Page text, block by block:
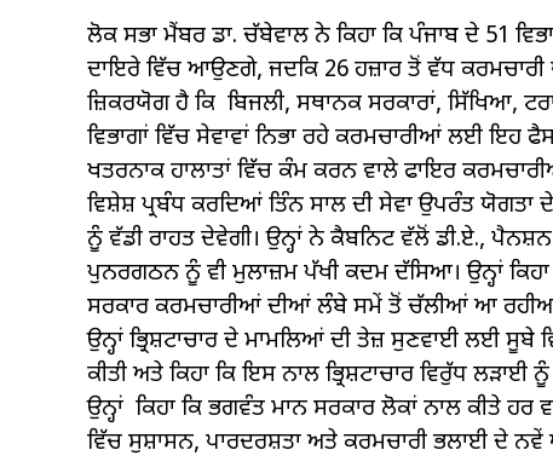
ਲੋਕ ਸਭਾ ਮੈਂਬਰ ਡਾ. ਚੱਬੇਵਾਲ ਨੇ ਕਿਹਾ ਕਿ ਪੰਜਾਬ ਦੇ 51
ਦਾਇਰੇ ਵਿੱਚ ਆਉਣਗੇ, ਜਦਕਿ 26 ਹਜ਼ਾਰ ਤੋਂ ਵੱਧ ਕਰਮਚਾਰੀ
ਜ਼ਿਕਰਯੋਗ ਹੈ ਕਿ ਬਿਜਲੀ, ਸਥਾਨਕ ਸਰਕਾਰਾਂ, ਸਿੱਖਿਆ,
ਵਿਭਾਗਾਂ ਵਿੱਚ ਸੇਵਾਵਾਂ ਨਿਭਾ ਰਹੇ ਕਰਮਚਾਰੀਆਂ ਲਈ ਇਹ
ਖਤਰਨਾਕ ਹਾਲਾਤਾਂ ਵਿੱਚ ਕੰਮ ਕਰਨ ਵਾਲੇ ਫਾਇਰ
ਵਿਸ਼ੇਸ਼ ਪ੍ਰਬੰਧ ਕਰਦਿਆਂ ਤਿੰਨ ਸਾਲ ਦੀ ਸੇਵਾ ਉਪਰੰਤ ਯੋਗਤਾ
ਨੂੰ ਵੱਡੀ ਰਾਹਤ ਦੇਵੇਗੀ। ਉਨ੍ਹਾਂ ਨੇ ਕੈਬਨਿਟ ਵੱਲੋਂ ਡੀ.ਏ.,
ਪੁਨਰਗਠਨ ਨੂੰ ਵੀ ਮੁਲਾਜ਼ਮ ਪੱਖੀ ਕਦਮ ਦੱਸਿਆ। ਉਨ੍ਹਾਂ
ਸਰਕਾਰ ਕਰਮਚਾਰੀਆਂ ਦੀਆਂ ਲੰਬੇ ਸਮੇਂ ਤੋਂ ਚੱਲੀਆਂ ਆ ਰਹੀਆਂ
ਉਨ੍ਹਾਂ ਭ੍ਰਿਸ਼ਟਾਚਾਰ ਦੇ ਮਾਮਲਿਆਂ ਦੀ ਤੇਜ਼ ਸੁਣਵਾਈ ਲਈ
ਕੀਤੀ ਅਤੇ ਕਿਹਾ ਕਿ ਇਸ ਨਾਲ ਭ੍ਰਿਸ਼ਟਾਚਾਰ ਵਿਰੁੱਧ
ਉਨ੍ਹਾਂ ਕਿਹਾ ਕਿ ਭਗਵੰਤ ਮਾਨ ਸਰਕਾਰ ਲੋਕਾਂ ਨਾਲ ਕੀਤੇ
ਵਿੱਚ ਸੁਸ਼ਾਸਨ, ਪਾਰਦਰਸ਼ਤਾ ਅਤੇ ਕਰਮਚਾਰੀ ਭਲਾਈ ਦੇ